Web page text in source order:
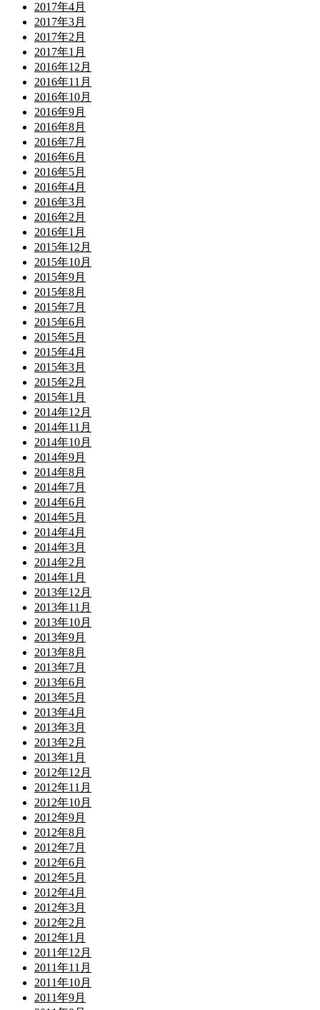
2017年4月
2017年3月
2017年2月
2017年1月
2016年12月
2016年11月
2016年10月
2016年9月
2016年8月
2016年7月
2016年6月
2016年5月
2016年4月
2016年3月
2016年2月
2016年1月
2015年12月
2015年10月
2015年9月
2015年8月
2015年7月
2015年6月
2015年5月
2015年4月
2015年3月
2015年2月
2015年1月
2014年12月
2014年11月
2014年10月
2014年9月
2014年8月
2014年7月
2014年6月
2014年5月
2014年4月
2014年3月
2014年2月
2014年1月
2013年12月
2013年11月
2013年10月
2013年9月
2013年8月
2013年7月
2013年6月
2013年5月
2013年4月
2013年3月
2013年2月
2013年1月
2012年12月
2012年11月
2012年10月
2012年9月
2012年8月
2012年7月
2012年6月
2012年5月
2012年4月
2012年3月
2012年2月
2012年1月
2011年12月
2011年11月
2011年10月
2011年9月